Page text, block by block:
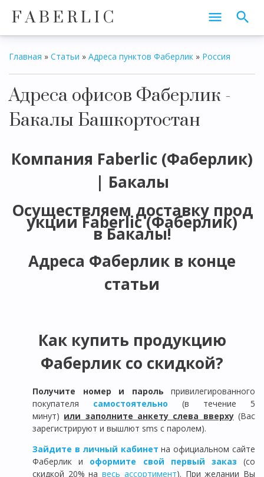
F A B E R L I C
Главная » Статьи » Адреса пунктов Фаберлик » Россия
Адреса офисов Фаберлик -
Бакалы Башкортостан
Компания Faberlic (Фаберлик)
| Бакалы
Осуществляем доставку прод
укции Faberlic (Фаберлик)
в Бакалы!
Адреса Фаберлик в конце
статьи
Как купить продукцию
Фаберлик со скидкой?
Получите номер и пароль привилегированного
покупателя самостоятельно (в течение 5
минут) или заполните анкету слева вверху(Вас
зарегистрируют и вышлют sms с паролем).
Зайдите в личный кабинет на официальном сайте
Фаберлик и оформите свой первый заказ (со
скидкой 20% навесь ассортимент). При желании Вы